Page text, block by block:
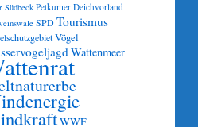
Südbeck Petkumer Deichvorland
SPDTourismus
Vögel
Wattenmeer
WWF